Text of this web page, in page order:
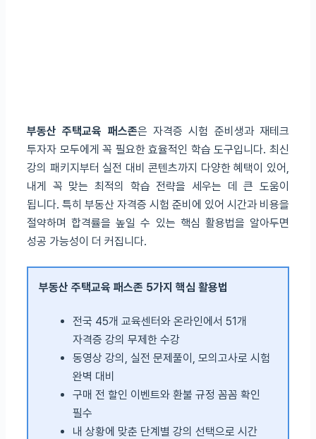
부동산 주택교육 패스존은 자격증 시험 준비생과 재테크
투자자 모두에게 꼭 필요한 효율적인 학습 도구입니다. 최신
강의 패키지부터 실전 대비 콘텐츠까지 다양한 혜택이 있어,
내게 꼭 맞는 최적의 학습 전략을 세우는 데 큰 도움이
됩니다. 특히 부동산 자격증 시험 준비에 있어 시간과 비용을
절약하며 합격률을 높일 수 있는 핵심 활용법을 알아두면
성공 가능성이 더 커집니다.
부동산 주택교육 패스존 5가지 핵심 활용법
전국 45개 교육센터와 온라인에서 51개
자격증 강의 무제한 수강
동영상 강의, 실전 문제풀이, 모의고사로 시험
완벽 대비
구매 전 할인 이벤트와 환불 규정 꼼꼼 확인
필수
내 상황에 맞춘 단계별 강의 선택으로 시간